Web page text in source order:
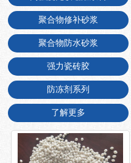
聚合物修补砂浆
聚合物防水砂浆
强力瓷砖胶
防冻剂系列
了解更多